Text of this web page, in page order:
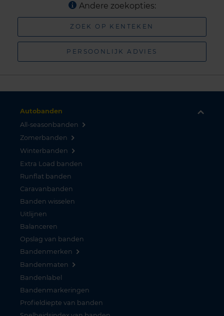
Andere zoekopties:
ZOEK OP KENTEKEN
PERSOONLIJK ADVIES
Autobanden
All-seasonbanden
Zomerbanden
Winterbanden
Extra Load banden
Runflat banden
Caravanbanden
Banden wisselen
Uitlijnen
Balanceren
Opslag van banden
Bandenmerken
Bandenmaten
Bandenlabel
Bandenmarkeringen
Profieldiepte van banden